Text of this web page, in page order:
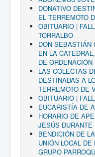
DONATIVO
EL TERREMOTO
OBITUARIO |
TORRALBO
DON SEBASTIÁN
EN LA
DE ORDENACIÓN
LAS COLECTAS
DESTINADAS A
TERREMOTO DE
OBITUARIO |
EUCARISTÍA DE
HORARIO DE
JESÚS
BENDICIÓN DE
UNIÓN LOCAL
GRUPO